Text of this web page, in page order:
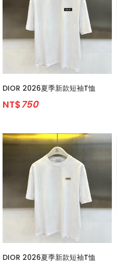
DIOR 2026夏季新款短袖T恤
NT$750
DIOR 2026夏季新款短袖T恤